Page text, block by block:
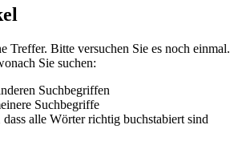
Treffer. Bitte versuchen Sie es noch einmal.
Sie suchen:
Suchbegriffen
Suchbegriffe
alle Wörter richtig buchstabiert sind